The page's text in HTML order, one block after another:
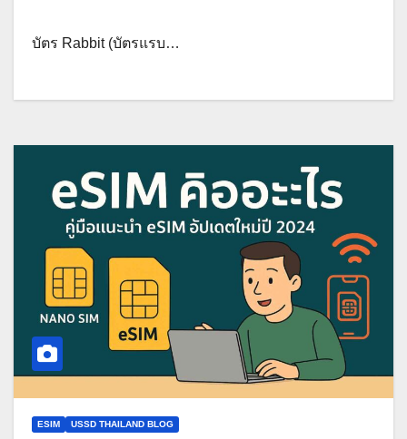
บัตร Rabbit (บัตรแรบ…
ESIM USSD THAILAND BLOG